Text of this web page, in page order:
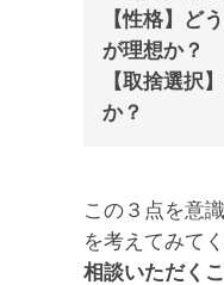
【性格】ど
が理想か？
【取捨選択
か？
この３点を意
を考えてみて
相談いただく